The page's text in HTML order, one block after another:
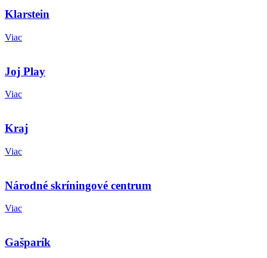
Klarstein
Viac
Joj Play
Viac
Kraj
Viac
Národné skríningové centrum
Viac
Gašparík